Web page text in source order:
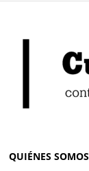
QUIÉNES SOMOS